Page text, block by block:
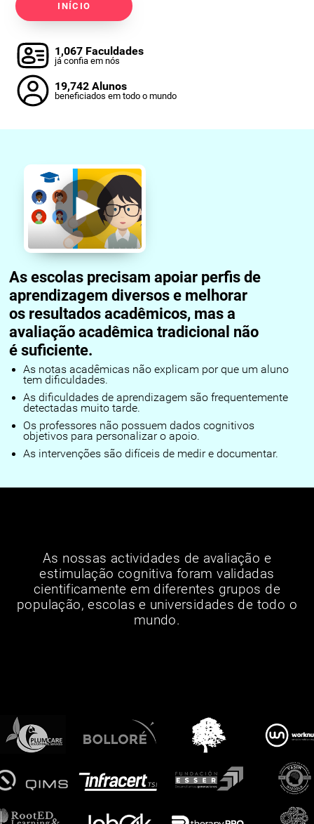
INÍCIO
1,067 Faculdades
já confia em nós
19,742 Alunos
beneficiados em todo o mundo
As escolas precisam apoiar perfis de
aprendizagem diversos e melhorar
os resultados acadêmicos, mas a
avaliação acadêmica tradicional não
é suficiente.
As notas acadêmicas não explicam por que um aluno
tem dificuldades.
As dificuldades de aprendizagem são frequentemente
detectadas muito tarde.
Os professores não possuem dados cognitivos
objetivos para personalizar o apoio.
As intervenções são difíceis de medir e documentar.
As nossas actividades de avaliação e
estimulação cognitiva foram validadas
cientificamente em diferentes grupos de
população, escolas e universidades de todo o
mundo.